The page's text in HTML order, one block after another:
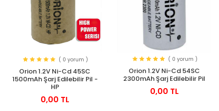
( 0 yorum )
Orion 1.2V Ni-Cd 45SC
1500mAh Şarj Edilebilir Pil -
HP
0,00 TL
( 0 yorum )
Orion 1.2V Ni-Cd 54SC
2300mAh Şarj Edilebilir Pil
0,00 TL